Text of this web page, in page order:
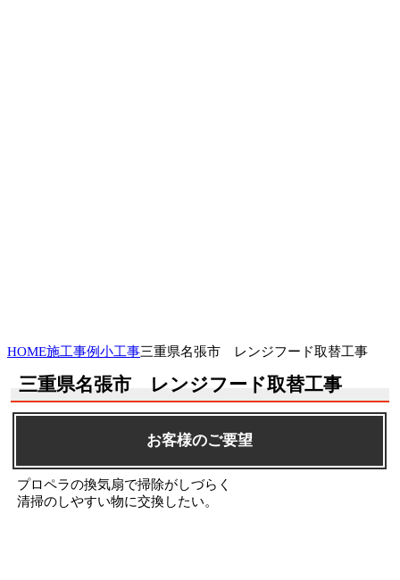
HOME施工事例小工事三重県名張市 レンジフード取替工事
三重県名張市 レンジフード取替工事
お客様のご要望
プロペラの換気扇で掃除がしづらく
清掃のしやすい物に交換したい。